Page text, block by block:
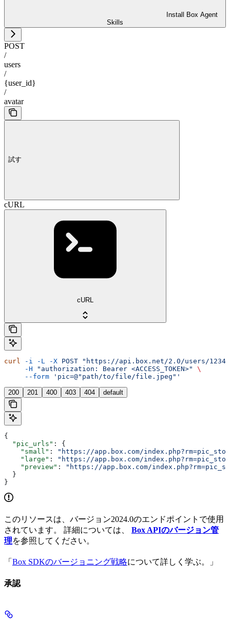
Install Box Agent
Skills
POST
/
users
/
{user_id}
/
avatar
試す
cURL
cURL
curl -i -L -X POST "https://api.box.net/2.0/users/
     -H
"authorization: Bearer <ACCESS_TOKEN>"
\
     --form
'pic=@"path/to/file/file.jpeg"'
200 201 400 403 404 default
{
  "pic_urls"
: {
    "small"
:
"https://app.box.com/
    "large"
:
"https://app.box.com/
    "preview"
:
"https://app.box.com/
  }
}
このリソースは、バージョン2024.0のエンドポイントで使用
されています。 詳細については、 Box APIのバージョン管
理を参照してください。
「 Box SDKのバージョニング戦略について詳しく学ぶ。」
承認